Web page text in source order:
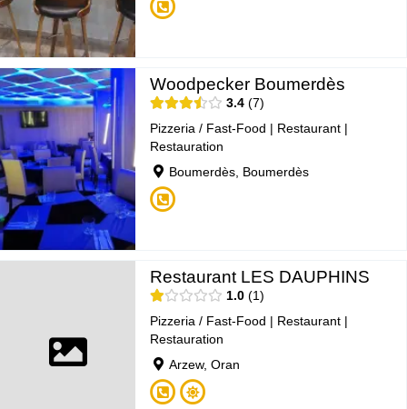
Woodpecker Boumerdès
3.4 7
Pizzeria / Fast-Food | Restaurant |
Restauration
Boumerdès, Boumerdès
Restaurant LES DAUPHINS
1.0
1
Pizzeria / Fast-Food | Restaurant |
Restauration
Arzew, Oran